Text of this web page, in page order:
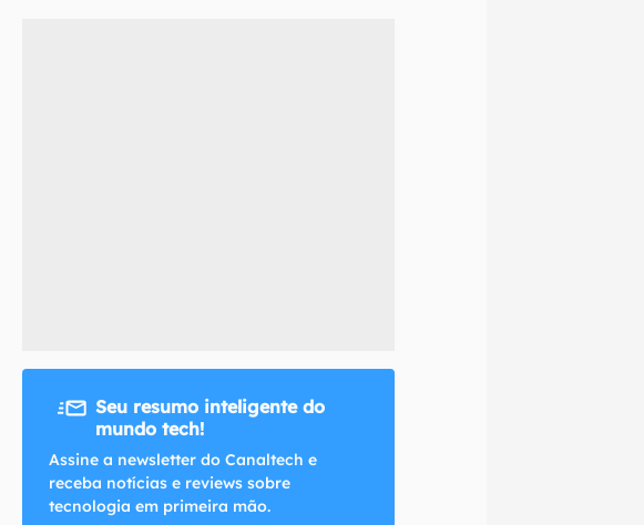
Privacidade do Canaltech.
Seu resumo inteligente do
mundo tech!
Assine a newsletter do Canaltech e
receba notícias e reviews sobre
tecnologia em primeira mão.